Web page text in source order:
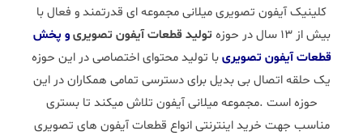
کلینیک آیفون تصویری میلانی مجموعه ای قدرتمند و فعال با
بیش از 13 سال در حوزه
تولید قطعات آیفون تصویریو پخش
قطعات آیفون تصویریبا تولید محتوای اختصاصی در این حوزه
یک حلقه اتصال بی بدیل برای دسترسی تمامی همکاران در این
حوزه است .مجموعه میلانی آیفون تلاش میکند تا بستری
مناسب جهت خرید اینترنتی انواع قطعات آیفون های تصویری